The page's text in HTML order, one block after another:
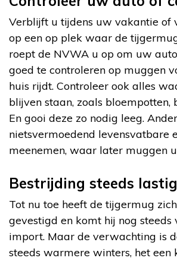
Verblijft u tijdens uw vakantie of
op een op plek waar de
roept de NVWA u op om uw
goed te controleren op muggen
huis rijdt. Controleer ook alles
blijven staan, zoals bloempotten,
En gooi deze zo nodig leeg.
nietsvermoedend levensvatbare
meenemen, waar later muggen
Bestrijding steeds
Tot nu toe heeft de tijgermug
gevestigd en komt hij nog
import. Maar de verwachting is
steeds warmere winters, het een